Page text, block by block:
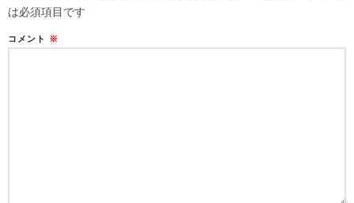
は必須項目です
コメント ※